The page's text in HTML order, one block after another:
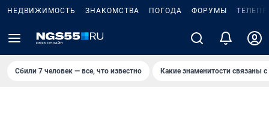
НЕДВИЖИМОСТЬ ЗНАКОМСТВА ПОГОДА ФОРУМЫ
Сбили 7 человек — все, что известно Какие знаменитости связаны